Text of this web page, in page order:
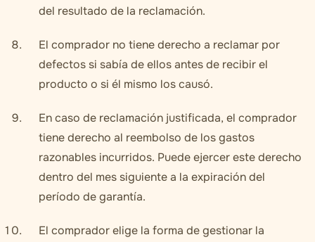
del resultado de la reclamación.
El comprador no tiene derecho a reclamar por
defectos si sabía de ellos antes de recibir el
producto o si él mismo los causó.
En caso de reclamación justificada, el comprador
tiene derecho al reembolso de los gastos
razonables incurridos. Puede ejercer este derecho
dentro del mes siguiente a la expiración del
período de garantía.
El comprador elige la forma de gestionar la